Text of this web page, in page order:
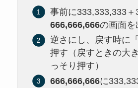
事前に333,333,333＋
666,666,666の画面を
逆さにし、戻す時に
押す（戻すときの大
っそり押す）
666,666,666に